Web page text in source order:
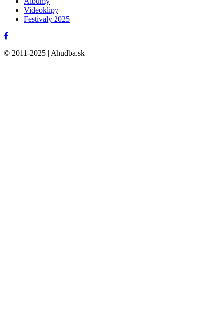
Videoklipy
Festivaly 2025
© 2011-2025 | Ahudba.sk